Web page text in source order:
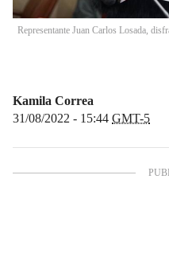
Representante Juan Carlos Losada,
Kamila Correa
31/08/2022 - 15:44 GMT-5